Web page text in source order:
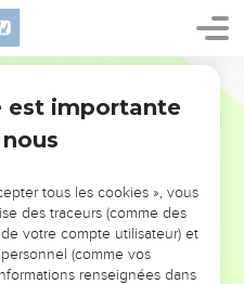
L’ÉVÉNEMENT
!
VOUS ÉVITER LES
?
est importante
tous les cookies », vous
des traceurs (comme des
votre compte utilisateur) et
(comme vos
renseignées dans